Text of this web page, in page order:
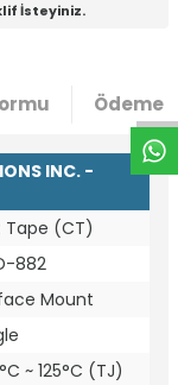
W
h
t
a
p
p
D
e
s
e
H
a
t
t
İsteyiniz.
Ödeme
INC. -
Tape (CT)
882
Mount
~ 125°C (TJ)